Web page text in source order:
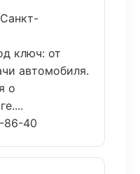
ключ: от
автомобиля.
о
86-40